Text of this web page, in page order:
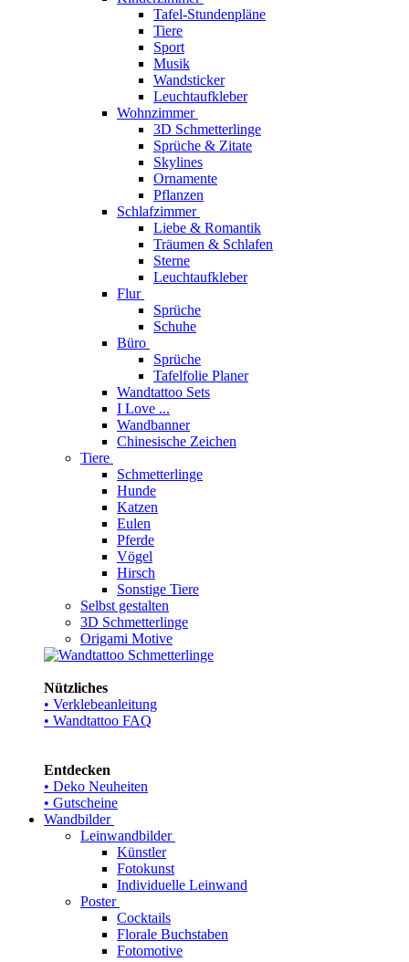
Tafel-Stundenpläne
Tiere
Sport
Musik
Wandsticker
Leuchtaufkleber
Wohnzimmer
3D Schmetterlinge
Sprüche & Zitate
Skylines
Ornamente
Pflanzen
Schlafzimmer
Liebe & Romantik
Träumen & Schlafen
Sterne
Leuchtaufkleber
Flur
Sprüche
Schuhe
Büro
Sprüche
Tafelfolie Planer
Wandtattoo Sets
I Love ...
Wandbanner
Chinesische Zeichen
Tiere
Schmetterlinge
Hunde
Katzen
Eulen
Pferde
Vögel
Hirsch
Sonstige Tiere
Selbst gestalten
3D Schmetterlinge
Origami Motive
Nützliches
• Verklebeanleitung
• Wandtattoo FAQ
Entdecken
• Deko Neuheiten
• Gutscheine
Wandbilder
Leinwandbilder
Künstler
Fotokunst
Individuelle Leinwand
Poster
Cocktails
Florale Buchstaben
Fotomotive